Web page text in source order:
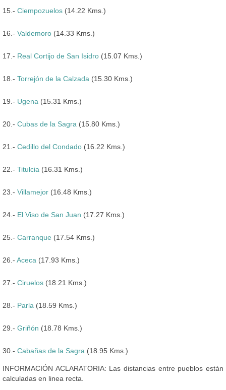
15.- Ciempozuelos (14.22 Kms.)
16.- Valdemoro (14.33 Kms.)
17.- Real Cortijo de San Isidro (15.07 Kms.)
18.- Torrejón de la Calzada (15.30 Kms.)
19.- Ugena (15.31 Kms.)
20.- Cubas de la Sagra (15.80 Kms.)
21.- Cedillo del Condado (16.22 Kms.)
22.- Titulcia (16.31 Kms.)
23.- Villamejor (16.48 Kms.)
24.- El Viso de San Juan (17.27 Kms.)
25.- Carranque (17.54 Kms.)
26.- Aceca (17.93 Kms.)
27.- Ciruelos (18.21 Kms.)
28.- Parla (18.59 Kms.)
29.- Griñón (18.78 Kms.)
30.- Cabañas de la Sagra (18.95 Kms.)
INFORMACIÓN ACLARATORIA: Las distancias entre pueblos están
calculadas en linea recta.